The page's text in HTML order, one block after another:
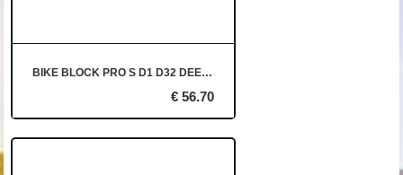
BIKE BLOCK PRO S D1 D32 DEEP BLACK
€ 56.70